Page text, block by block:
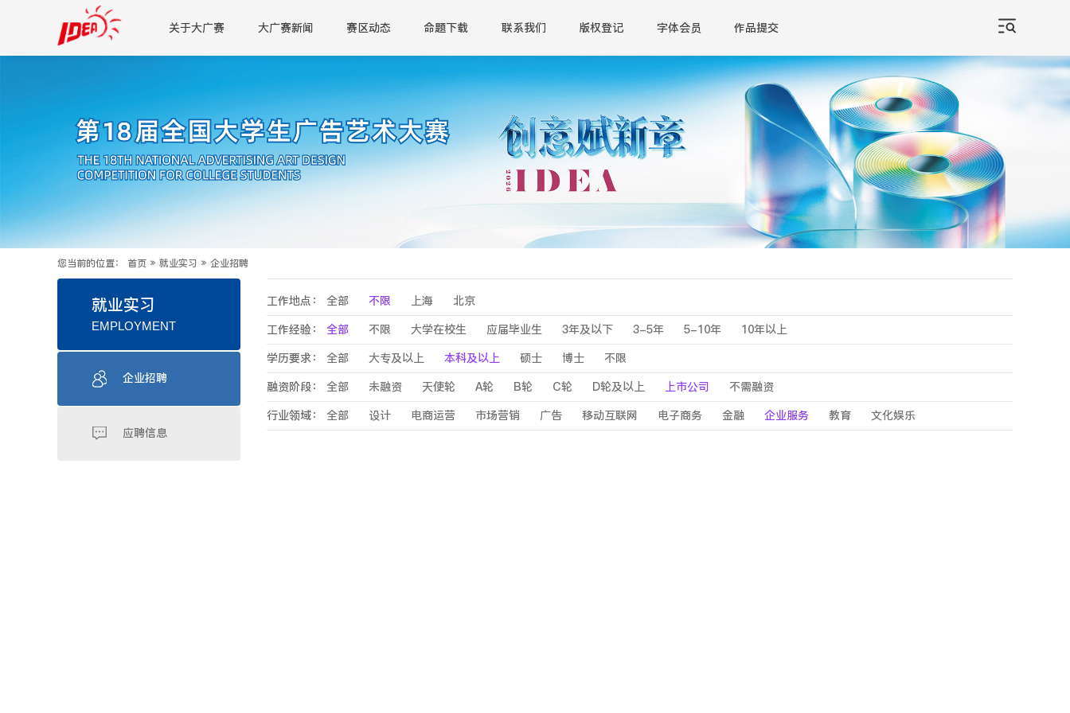
关于大广赛 大广赛新闻 赛区动态 命题下载 联系我们 版权登记 字体会员 作品提交
您当前的位置： 首页 » 就业实习 » 企业招聘
就业实习
EMPLOYMENT
企业招聘
应聘信息
工作地点： 全部 不限 上海 北京
工作经验： 全部 不限 大学在校生 应届毕业生 3年及以下 3-5年 5-10年 10年以上
学历要求： 全部 大专及以上 本科及以上 硕士 博士 不限
融资阶段： 全部 未融资 天使轮 A轮 B轮 C轮 D轮及以上 上市公司 不需融资
行业领域： 全部 设计 电商运营 市场营销 广告 移动互联网 电子商务 金融 企业服务 教育 文化娱乐